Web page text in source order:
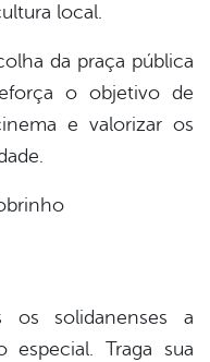
local.
da praça pública
o objetivo de
e valorizar os
os solidanenses a
especial. Traga sua